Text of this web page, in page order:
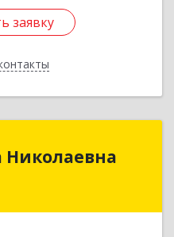
заявку
заявку